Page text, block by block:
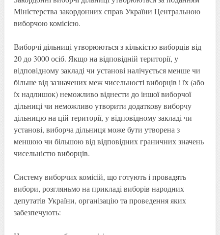
Міністерства закордонних справ України Центральною
виборчою комісією.
Виборчі дільниці утворюються з кількістю виборців від
20 до 3000 осіб. Якщо на відповідній території, у
відповідному закладі чи установі налічується менше чи
більше від зазначених меж чисельності виборців і їх (або
їх надлишок) неможливо віднести до іншої виборчої
дільниці чи неможливо утворити додаткову виборчу
дільницю на цій території, у відповідному закладі чи
установі, виборча дільниця може бути утворена з
меншою чи більшою від відповідних граничних значень
чисельністю виборців.
Систему виборчих комісій, що готують і провадять
вибори, розгляньмо на прикладі виборів народних
депутатів України, організацію та проведення яких
забезпечують: